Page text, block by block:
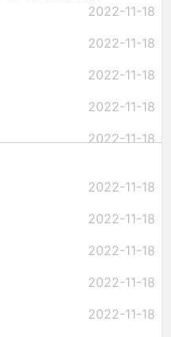
2022-11-18
2022-11-18
2022-11-18
2022-11-18
2022-11-18
2022-11-18
2022-11-18
2022-11-18
2022-11-18
2022-11-18